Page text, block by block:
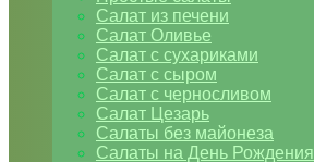
Салат из печени
Салат Оливье
Салат с сухариками
Салат с сыром
Салат с черносливом
Салат Цезарь
Салаты без майонеза
Салаты на День Рождения